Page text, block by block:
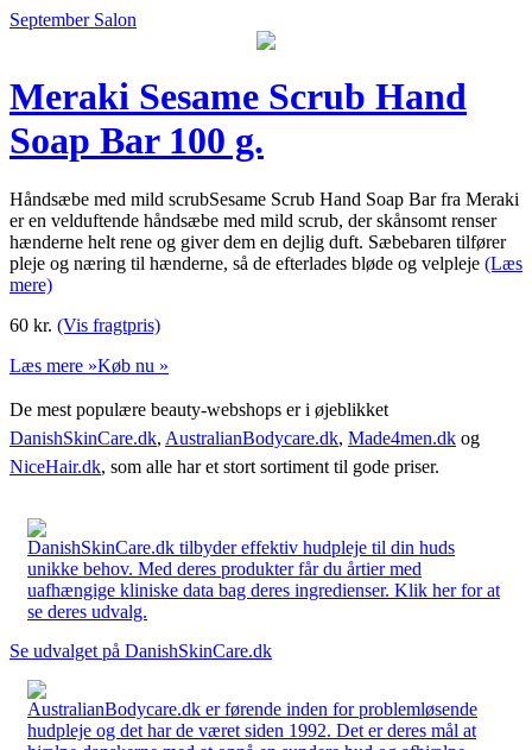
September Salon
Meraki Sesame Scrub Hand
Soap Bar 100 g.
Håndsæbe med mild scrubSesame Scrub Hand Soap Bar fra Meraki
er en velduftende håndsæbe med mild scrub, der skånsomt renser
hænderne helt rene og giver dem en dejlig duft. Sæbebaren tilfører
pleje og næring til hænderne, så de efterlades bløde og velpleje (Læs
mere)
60 kr. (Vis fragtpris)
Læs mere »Køb nu »
De mest populære beauty-webshops er i øjeblikket
DanishSkinCare.dk, AustralianBodycare.dk, Made4men.dk og
NiceHair.dk, som alle har et stort sortiment til gode priser.
DanishSkinCare.dk tilbyder effektiv hudpleje til din huds
unikke behov. Med deres produkter får du årtier med
uafhængige kliniske data bag deres ingredienser. Klik her for at
se deres udvalg.
Se udvalget på DanishSkinCare.dk
AustralianBodycare.dk er førende inden for problemløsende
hudpleje og det har de været siden 1992. Det er deres mål at